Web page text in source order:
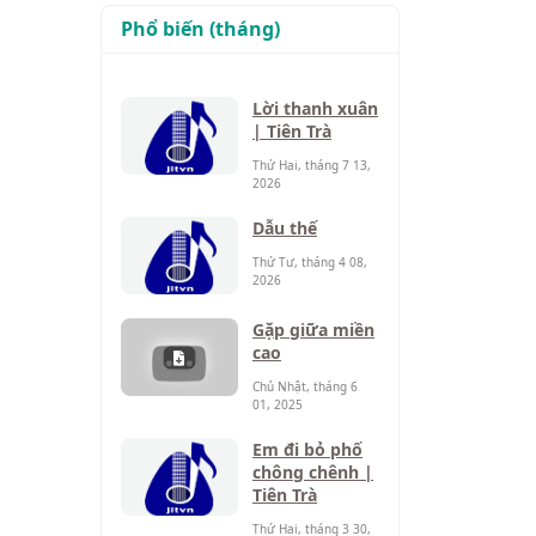
Phổ biến (tháng)
Lời thanh xuân
| Tiên Trà
Thứ Hai, tháng 7 13,
2026
Dẫu thế
Thứ Tư, tháng 4 08,
2026
Gặp giữa miền
cao
Chủ Nhật, tháng 6
01, 2025
Em đi bỏ phố
chông chênh |
Tiên Trà
Thứ Hai, tháng 3 30,